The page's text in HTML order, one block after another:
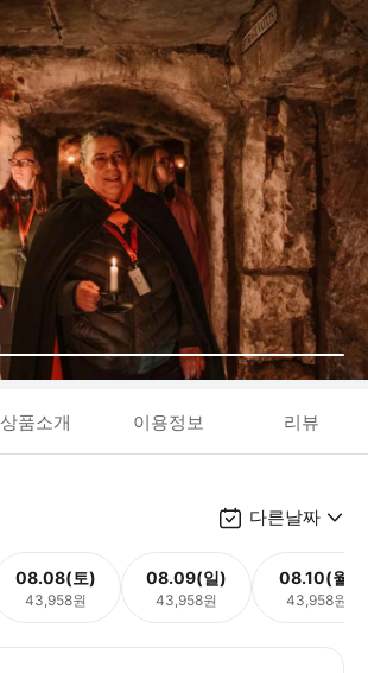
상품소개 이용정보 리뷰
다른날짜
08.08(토)
43,958원
08.09(일)
43,958원
08.10(월)
43,958원